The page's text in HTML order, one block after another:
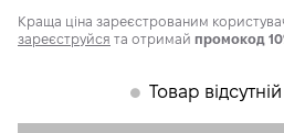
Краща ціна зареєстрованим
зареєструйся та отримай промокод
𒊹 Товар